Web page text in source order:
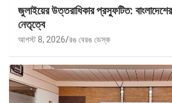
জুলাইয়ের উত্তরাধিকার প্রস্ফুটিত:
নেতৃত্বে
আগস্ট 8, 2026 রঙ বেরঙ ডেস্ক